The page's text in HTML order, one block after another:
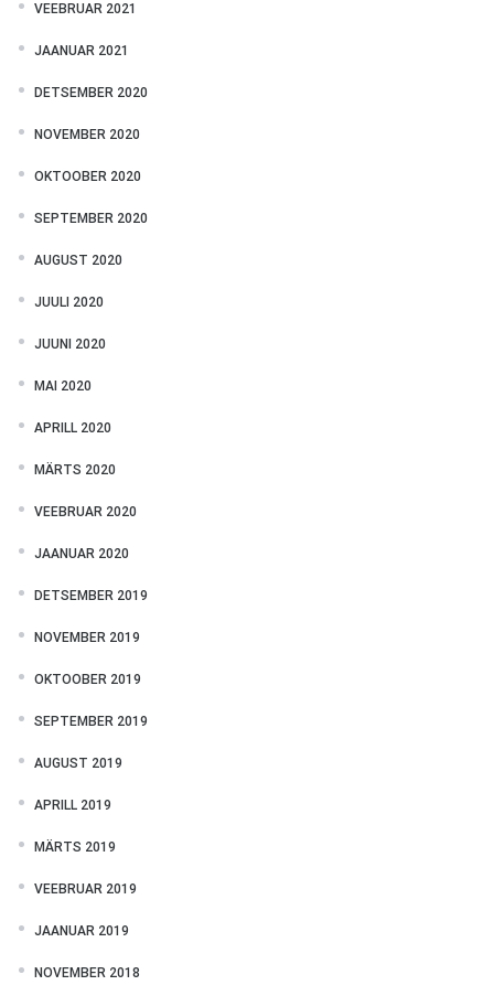
VEEBRUAR 2021
JAANUAR 2021
DETSEMBER 2020
NOVEMBER 2020
OKTOOBER 2020
SEPTEMBER 2020
AUGUST 2020
JUULI 2020
JUUNI 2020
MAI 2020
APRILL 2020
MÄRTS 2020
VEEBRUAR 2020
JAANUAR 2020
DETSEMBER 2019
NOVEMBER 2019
OKTOOBER 2019
SEPTEMBER 2019
AUGUST 2019
APRILL 2019
MÄRTS 2019
VEEBRUAR 2019
JAANUAR 2019
NOVEMBER 2018